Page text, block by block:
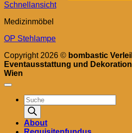
Schnellansicht
Medizinmöbel
OP Stehlampe
Copyright 2026 © bombastic
Eventausstattung und
Wien
Products
search
About